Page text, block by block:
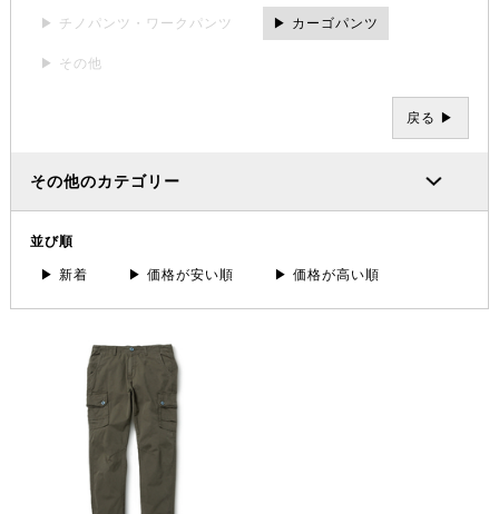
▶ チノパンツ・ワークパンツ ▶ カーゴパンツ
▶ その他
戻る ▶
その他のカテゴリー
並び順
▶ 新着 ▶ 価格が安い順 ▶ 価格が高い順